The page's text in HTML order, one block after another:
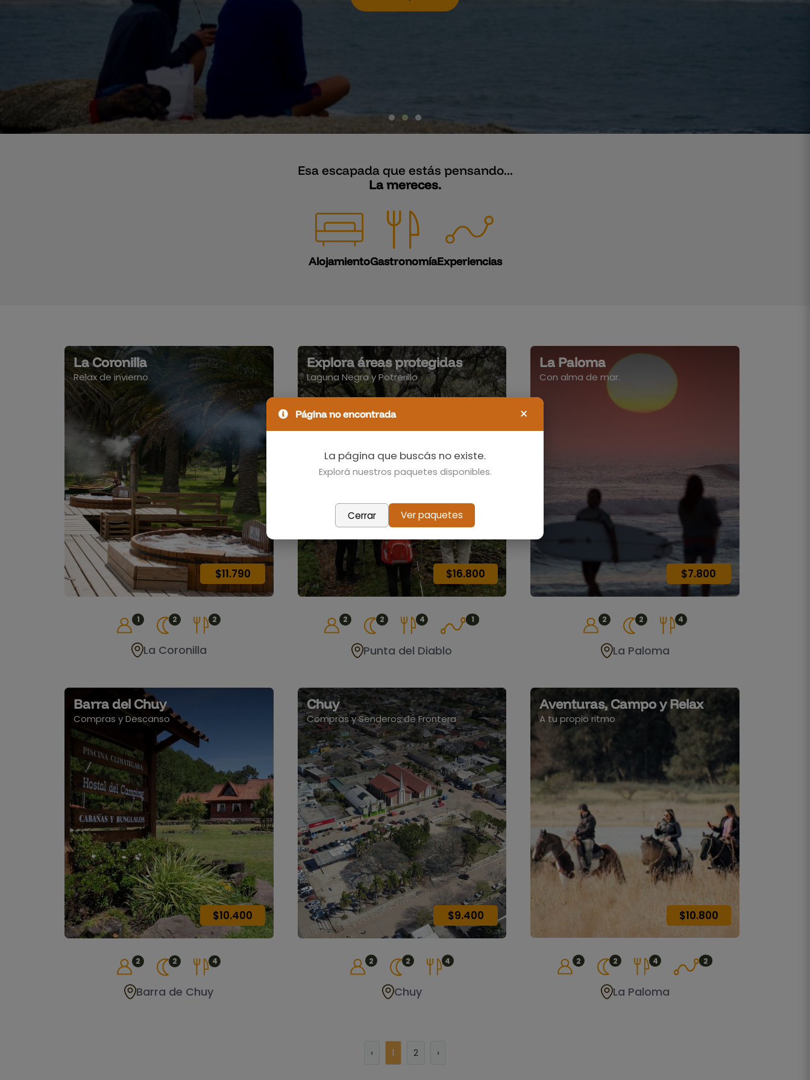
Esa escapada que estás pensando...
La mereces.
AlojamientoGastronomíaExperiencias
La Coronilla
Relax de invierno
$11.790
1 2 2
La Coronilla
Explora áreas protegidas
Laguna Negra y Potrerillo
$16.800
2 2 4 1
Punta del Diablo
La Paloma
Con alma de mar.
$7.800
2 2 4
La Paloma
Barra del Chuy
Compras y Descanso
$10.400
2 2 4
Barra de Chuy
Chuy
Compras y Senderos de Frontera
$9.400
2 2 4
Chuy
Aventuras, Campo y Relax
A tu propio ritmo
$10.800
2 2 4 2
La Paloma
‹ 1 2 ›
Página no encontrada ×
La página que buscás no existe.
Explorá nuestros paquetes disponibles.
Cerrar Ver paquetes